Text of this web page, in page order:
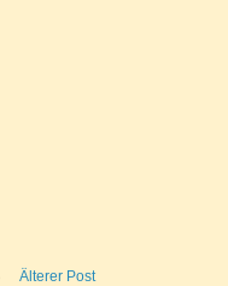
Älterer Post